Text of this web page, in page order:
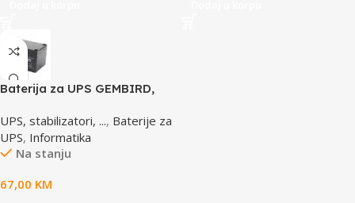
Baterija za UPS GEMBIRD,
UPS, stabilizatori, ..., Baterije za
UPS, Informatika
Na stanju
67,00 KM